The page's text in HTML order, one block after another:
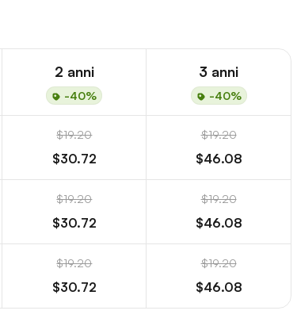
2 anni
-40%
3 anni
-40%
$19.20
$30.72
$19.20
$46.08
$19.20
$30.72
$19.20
$46.08
$19.20
$30.72
$19.20
$46.08